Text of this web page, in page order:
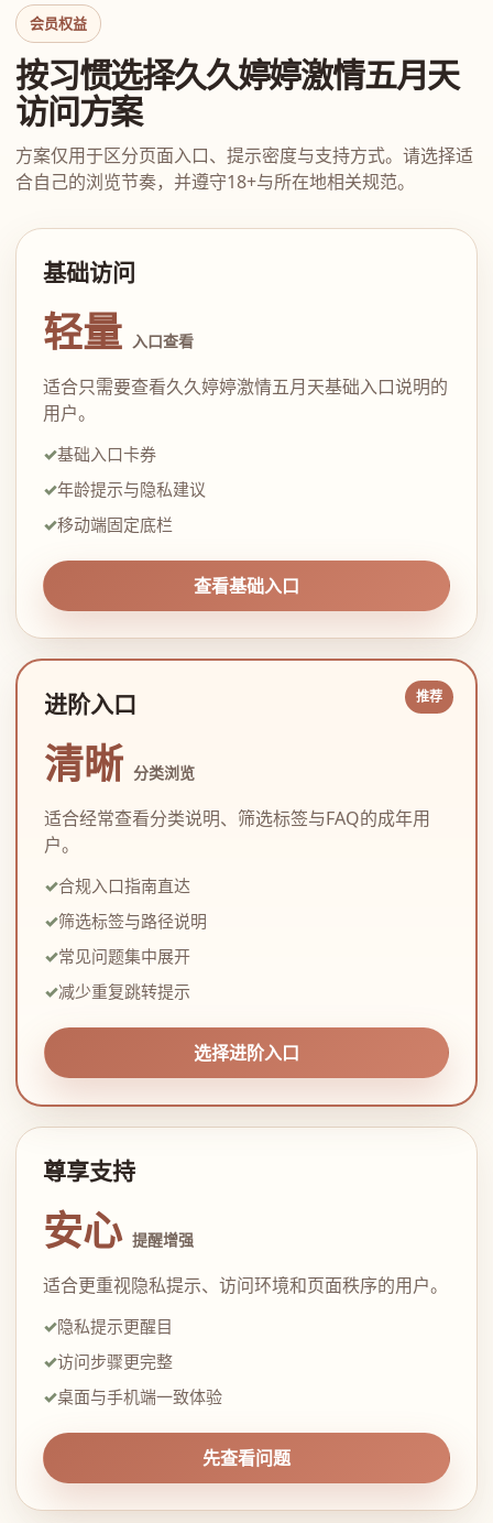
会员权益
按习惯选择久久婷婷激情五月天
访问方案
方案仅用于区分页面入口、提示密度与支持方式。请选择适
合自己的浏览节奏，并遵守18+与所在地相关规范。
基础访问
轻量 入口查看
适合只需要查看久久婷婷激情五月天基础入口说明的
用户。
基础入口卡券
年龄提示与隐私建议
移动端固定底栏
查看基础入口
进阶入口
清晰 分类浏览
适合经常查看分类说明、筛选标签与FAQ的成年用
户。
合规入口指南直达
筛选标签与路径说明
常见问题集中展开
减少重复跳转提示
选择进阶入口
尊享支持
安心 提醒增强
适合更重视隐私提示、访问环境和页面秩序的用户。
隐私提示更醒目
访问步骤更完整
桌面与手机端一致体验
先查看问题